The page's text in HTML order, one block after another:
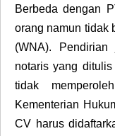
Berbeda dengan
orang namun tidak
(WNA).
notaris yang
tidak
Kementerian
CV harus